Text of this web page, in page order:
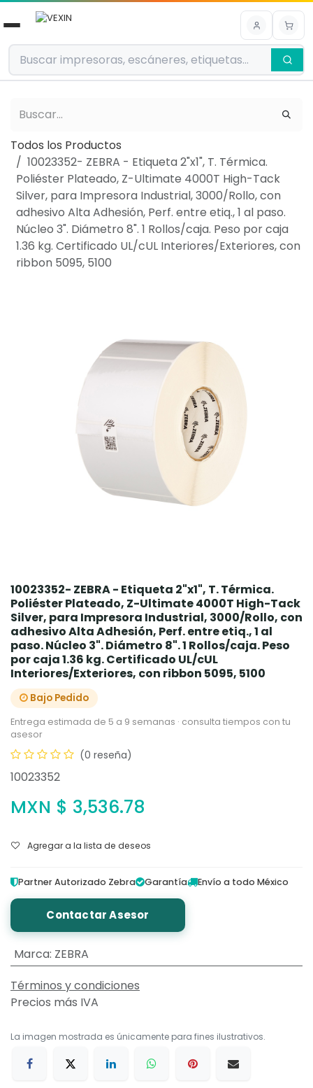
Ir al contenido
Todos los Productos
10023352- ZEBRA - Etiqueta 2"x1", T. Térmica.
Poliéster Plateado, Z-Ultimate 4000T High-Tack
Silver, para Impresora Industrial, 3000/Rollo, con
adhesivo Alta Adhesión, Perf. entre etiq., 1 al paso.
Núcleo 3". Diámetro 8". 1 Rollos/caja. Peso por caja
1.36 kg. Certificado UL/cUL Interiores/Exteriores, con
ribbon 5095, 5100
10023352- ZEBRA - Etiqueta 2"x1", T. Térmica.
Poliéster Plateado, Z-Ultimate 4000T High-Tack
Silver, para Impresora Industrial, 3000/Rollo, con
adhesivo Alta Adhesión, Perf. entre etiq., 1 al
paso. Núcleo 3". Diámetro 8". 1 Rollos/caja. Peso
por caja 1.36 kg. Certificado UL/cUL
Interiores/Exteriores, con ribbon 5095, 5100
Bajo Pedido
Entrega estimada de 5 a 9 semanas · consulta tiempos con tu
asesor
(0 reseña)
10023352
MXN $ 3,536.78
Agregar a la lista de deseos
Partner Autorizado Zebra Garantía Envío a todo México
Contactar Asesor
Marca: ZEBRA
Términos y condiciones
Precios más IVA
La imagen mostrada es únicamente para fines ilustrativos.